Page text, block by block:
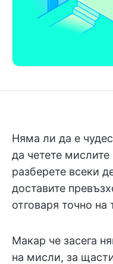
Няма ли да е
да четете мислите
разберете всеки
доставите
отговаря точно на
Макар че засега
на мисли, за